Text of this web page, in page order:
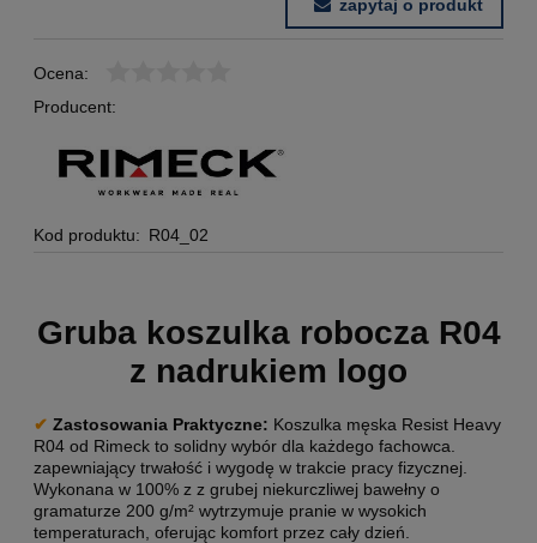
zapytaj o produkt
Ocena:
Producent:
Kod produktu: R04_02
Gruba koszulka robocza R04
z nadrukiem logo
✔ Zastosowania Praktyczne: Koszulka męska Resist Heavy
R04 od Rimeck to solidny wybór dla każdego fachowca.
zapewniający trwałość i wygodę w trakcie pracy fizycznej.
Wykonana w 100% z z grubej niekurczliwej bawełny o
gramaturze 200 g/m² wytrzymuje pranie w wysokich
temperaturach, oferując komfort przez cały dzień.